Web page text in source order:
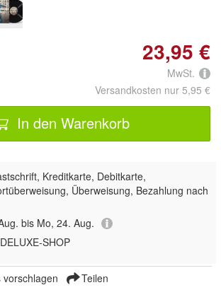
23,95 €
MwSt.
Versandkosten nur 5,95 €
In den Warenkorb
Kreditkarte, Debitkarte,
Überweisung, Bezahlung nach
bis Mo, 24. Aug.
SHOP
vorschlagen Teilen